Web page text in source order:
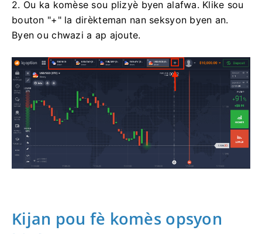
2. Ou ka komèse sou plizyè byen alafwa. Klike sou
bouton "+" la dirèkteman nan seksyon byen an.
Byen ou chwazi a ap ajoute.
Kijan pou fè komès opsyon